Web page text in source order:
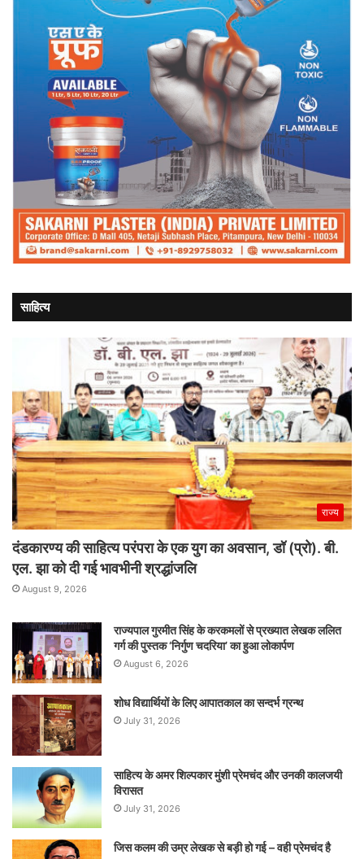
साहित्य
राज्य
दंडकारण्य की साहित्य परंपरा के एक युग का अवसान, डॉ (प्रो). बी.
एल. झा को दी गई भावभीनी श्रद्धांजलि
August 9, 2026
राज्यपाल गुरमीत सिंह के करकमलों से प्रख्यात लेखक ललित
गर्ग की पुस्तक ‘निर्गुण चदरिया’ का हुआ लोकार्पण
August 6, 2026
शोध विद्यार्थियों के लिए आपातकाल का सन्दर्भ ग्रन्थ
July 31, 2026
साहित्य के अमर शिल्पकार मुंशी प्रेमचंद और उनकी कालजयी
विरासत
July 31, 2026
जिस कलम की उम्र लेखक से बड़ी हो गई – वही प्रेमचंद है